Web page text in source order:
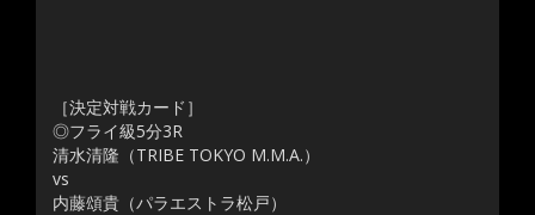
［決定対戦カード］
◎フライ級5分3R
清水清隆（TRIBE TOKYO M.M.A.）
vs
内藤頌貴（パラエストラ松戸）